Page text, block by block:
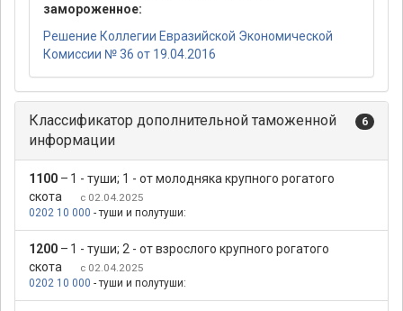
замороженное:
Решение Коллегии Евразийской Экономической
Комиссии № 36 от 19.04.2016
Классификатор дополнительной таможенной
информации
6
1100 – 1 - туши; 1 - от молодняка крупного рогатого
скота
с 02.04.2025
0202 10 000 - туши и полутуши:
1200 – 1 - туши; 2 - от взрослого крупного рогатого
скота
с 02.04.2025
0202 10 000 - туши и полутуши: